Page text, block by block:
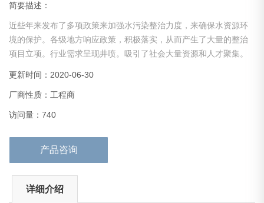
简要描述：
近些年来发布了多项政策来加强水污染整治力度，来确保水资源环
境的保护。各级地方响应政策，积极落实，从而产生了大量的整治
项目立项。行业需求呈现井喷。吸引了社会大量资源和人才聚集。
故层出，施工质量难以得到保证。还有些企业，没经验，没资质，
甚至缺少项目所需启动资金就仓促上马，以上综合原因导致行业乱
象林立。
更新时间：2020-06-30
厂商性质：工程商
访问量：740
产品咨询
详细介绍